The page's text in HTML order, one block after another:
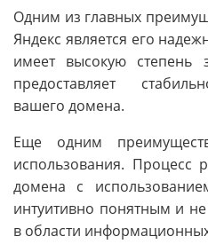
Одним из главных
Яндекс является его
имеет высокую степень
предоставляет
вашего домена.
Еще одним
использования. Процесс
домена с
интуитивно понятным и
в области